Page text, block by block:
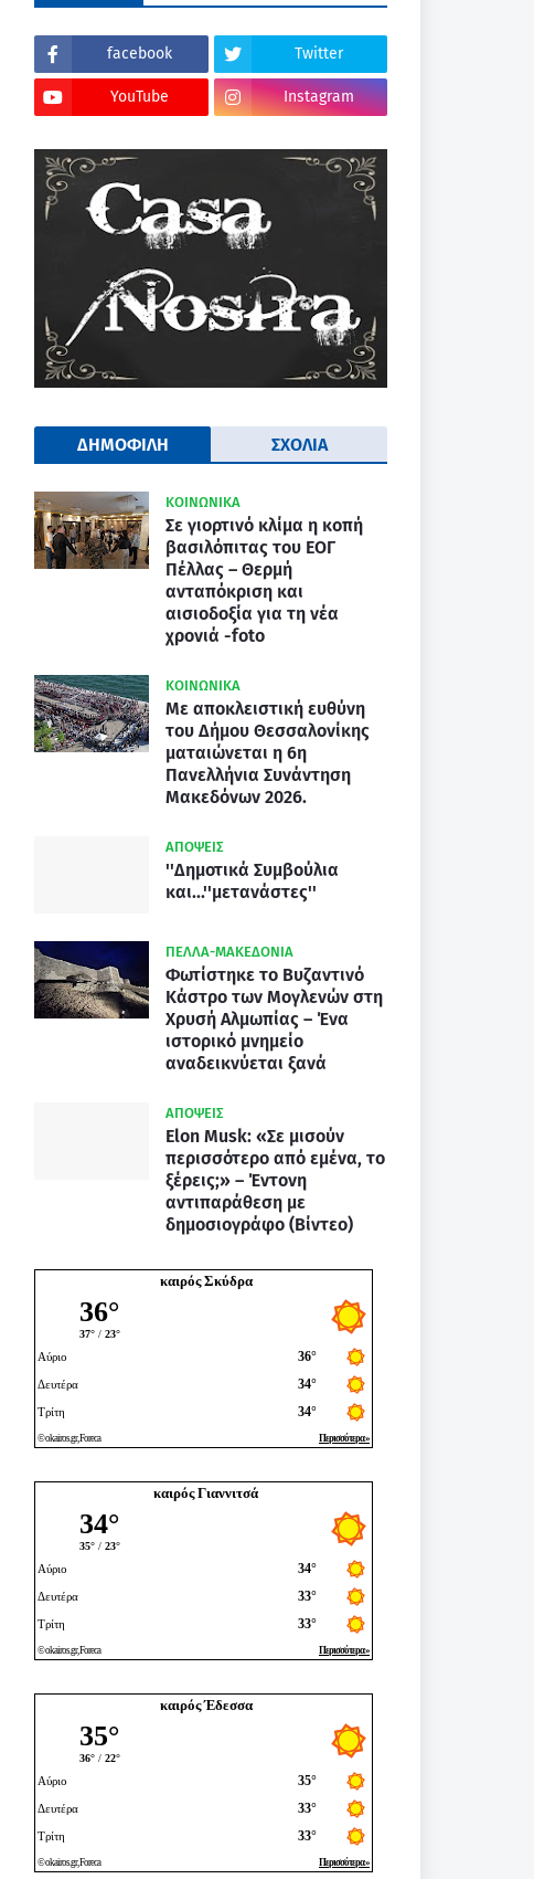
facebook Twitter
YouTube Instagram
ΔΗΜΟΦΙΛΗ ΣΧΟΛΙΑ
ΚΟΙΝΩΝΙΚΑ
Σε γιορτινό κλίμα η κοπή
βασιλόπιτας του ΕΟΓ
Πέλλας – Θερμή
ανταπόκριση και
αισιοδοξία για τη νέα
χρονιά -foto
ΚΟΙΝΩΝΙΚΑ
Με αποκλειστική ευθύνη
του Δήμου Θεσσαλονίκης
ματαιώνεται η 6η
Πανελλήνια Συνάντηση
Μακεδόνων 2026.
ΑΠΟΨΕΙΣ
''Δημοτικά Συμβούλια
και...''μετανάστες''
ΠΕΛΛΑ-ΜΑΚΕΔΟΝΙΑ
Φωτίστηκε το Βυζαντινό
Κάστρο των Μογλενών στη
Χρυσή Αλμωπίας – Ένα
ιστορικό μνημείο
αναδεικνύεται ξανά
ΑΠΟΨΕΙΣ
Elon Musk: «Σε μισούν
περισσότερο από εμένα, το
ξέρεις;» – Έντονη
αντιπαράθεση με
δημοσιογράφο (Βίντεο)
καιρός Σκύδρα
καιρός Γιαννιτσά
καιρός Έδεσσα